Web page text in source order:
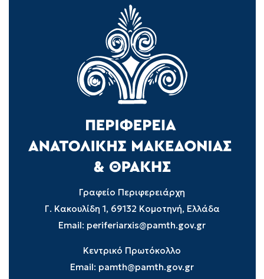
Γραφείο Περιφερειάρχη
Γ. Κακουλίδη 1, 69132 Κομοτηνή, Ελλάδα
Email: periferiarxis@pamth.gov.gr
Κεντρικό Πρωτόκολλο
Email: pamth@pamth.gov.gr